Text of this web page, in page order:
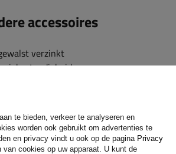
accessoires
verzinkt
te bieden, verkeer te analyseren en
worden ook gebruikt om advertenties te
en privacy vindt u ook op de pagina Privacy
cookies op uw apparaat. U kunt de